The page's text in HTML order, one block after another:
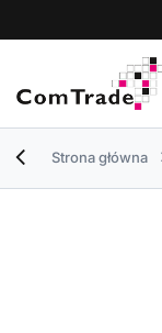
Strona główna